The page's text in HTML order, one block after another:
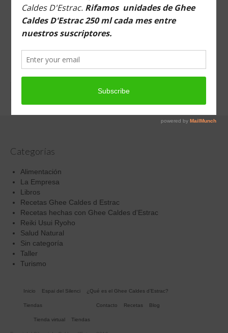
Buscar en esta web
Categorías
Alimentación
La Empresa
Libros
Recetas Ghee Caldes d Estrac
Recetas hechas con Ghee Caldes d'Estrac
Reiki Usui Ryoho
Salud Natural
Sin categoría
Taller
Turismo
Inicio Espai del Silenci ¿Qué es el Ghee Caldes d’Estrac?
Tiendas
Tienda virtual Tiendas
Contacto Recetas Blog